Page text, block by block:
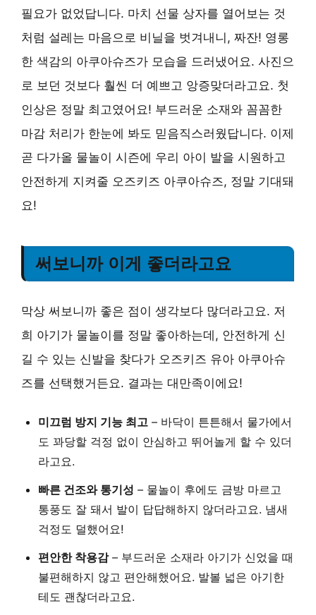
필요가 없었답니다. 마치 선물 상자를 열어보는 것
처럼 설레는 마음으로 비닐을 벗겨내니, 짜잔! 영롱
한 색감의 아쿠아슈즈가 모습을 드러냈어요. 사진으
로 보던 것보다 훨씬 더 예쁘고 앙증맞더라고요. 첫
인상은 정말 최고였어요! 부드러운 소재와 꼼꼼한
마감 처리가 한눈에 봐도 믿음직스러웠답니다. 이제
곧 다가올 물놀이 시즌에 우리 아이 발을 시원하고
안전하게 지켜줄 오즈키즈 아쿠아슈즈, 정말 기대돼
요!
써보니까 이게 좋더라고요
막상 써보니까 좋은 점이 생각보다 많더라고요. 저
희 아기가 물놀이를 정말 좋아하는데, 안전하게 신
길 수 있는 신발을 찾다가 오즈키즈 유아 아쿠아슈
즈를 선택했거든요. 결과는 대만족이에요!
미끄럼 방지 기능 최고 – 바닥이 튼튼해서 물가에서
도 꽈당할 걱정 없이 안심하고 뛰어놀게 할 수 있더
라고요.
빠른 건조와 통기성 – 물놀이 후에도 금방 마르고
통풍도 잘 돼서 발이 답답해하지 않더라고요. 냄새
걱정도 덜했어요!
편안한 착용감– 부드러운 소재라 아기가 신었을 때
불편해하지 않고 편안해했어요. 발볼 넓은 아기한
테도 괜찮더라고요.